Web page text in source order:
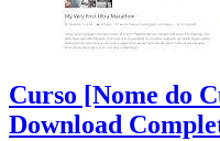
Curso [Nome do
Download